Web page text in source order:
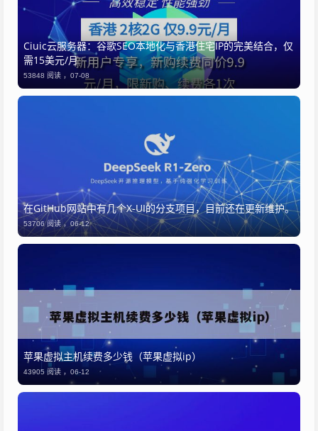
Ciuic云服务器：谷歌SEO本地化与香港住宅IP的完美结合，仅
需15美元/月
53848 阅读 ， 07-08
​在GitHub网站中有几个X-UI的分支项目，目前还在更新维护。
53706 阅读 ， 06-12
苹果虚拟主机续费多少钱（苹果虚拟ip）
43905 阅读 ， 06-12